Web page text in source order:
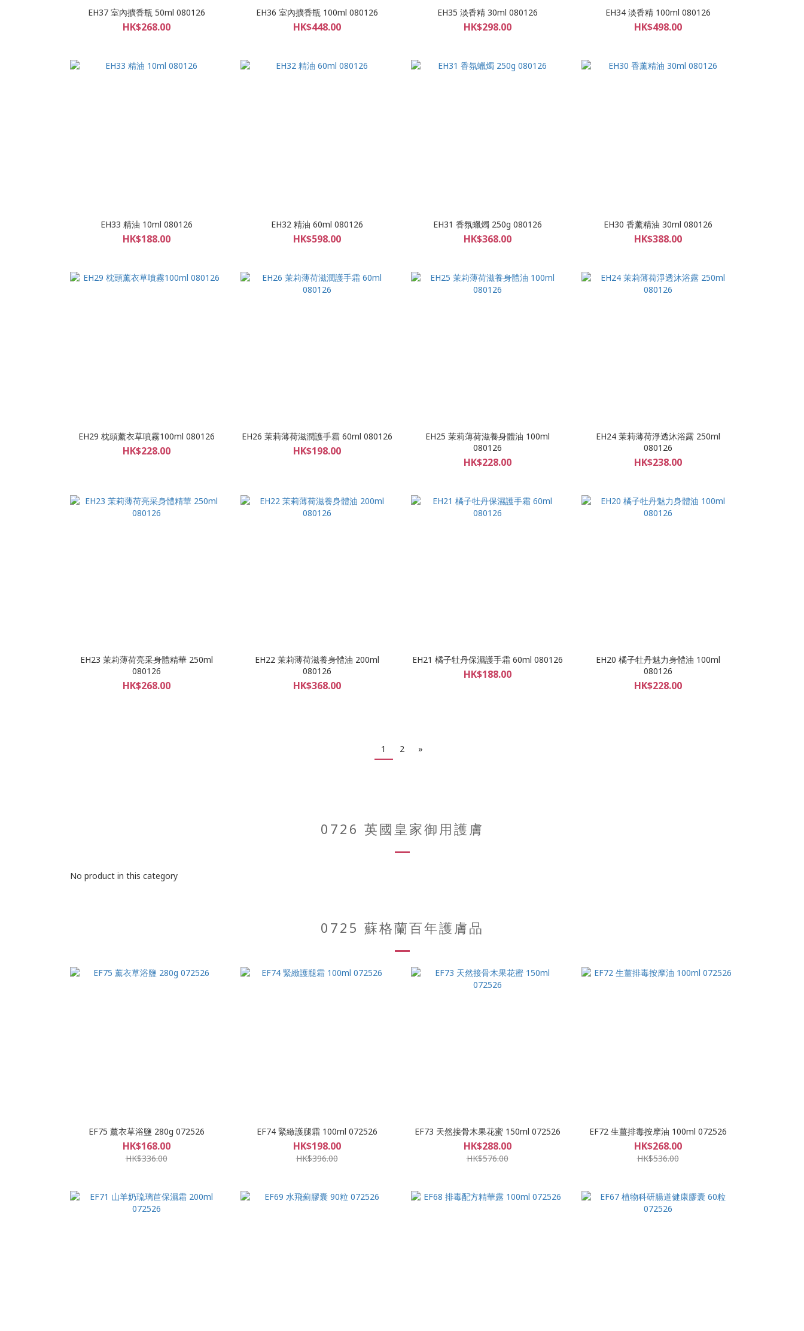
EH37 室內擴香瓶 50ml 080126
HK$268.00
EH36 室內擴香瓶 100ml 080126
HK$448.00
EH35 淡香精 30ml 080126
HK$298.00
EH34 淡香精 100ml 080126
HK$498.00
EH33 精油 10ml 080126
HK$188.00
EH32 精油 60ml 080126
HK$598.00
EH31 香氛蠟燭 250g 080126
HK$368.00
EH30 香薰精油 30ml 080126
HK$388.00
EH29 枕頭薰衣草噴霧100ml 080126
HK$228.00
EH26 茉莉薄荷滋潤護手霜 60ml 080126
HK$198.00
EH25 茉莉薄荷滋養身體油 100ml
080126
HK$228.00
EH24 茉莉薄荷淨透沐浴露 250ml
080126
HK$238.00
EH23 茉莉薄荷亮采身體精華 250ml
080126
HK$268.00
EH22 茉莉薄荷滋養身體油 200ml
080126
HK$368.00
EH21 橘子牡丹保濕護手霜 60ml 080126
HK$188.00
EH20 橘子牡丹魅力身體油 100ml
080126
HK$228.00
1 2 »
0726 英國皇家御用護膚
No product in this category
0725 蘇格蘭百年護膚品
EF75 薰衣草浴鹽 280g 072526
HK$168.00
HK$336.00
EF74 緊緻護腿霜 100ml 072526
HK$198.00
HK$396.00
EF73 天然接骨木果花蜜 150ml 072526
HK$288.00
HK$576.00
EF72 生薑排毒按摩油 100ml 072526
HK$268.00
HK$536.00